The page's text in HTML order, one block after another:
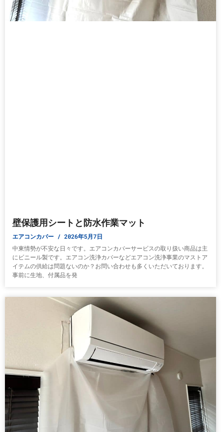
壁保護用シートと防水作業マット
エアコンカバー 2026年5月7日
中東情勢が不安な日々です。エアコンカバーサービスの取り扱い商品は主
にビニール製です。エアコン洗浄カバーなどエアコン洗浄事業のマストア
イテムの供給は問題ないのか？お問い合わせも多くいただいております。
事前に生地、付属品を発